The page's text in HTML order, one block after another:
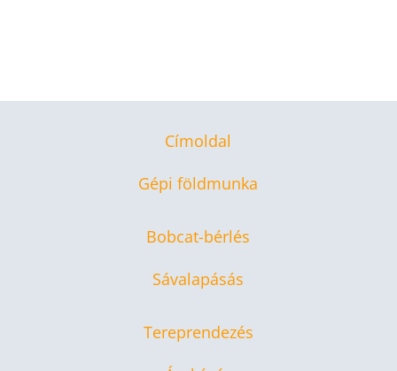
Címoldal
Gépi földmunka
Bobcat-bérlés
Sávalapásás
Tereprendezés